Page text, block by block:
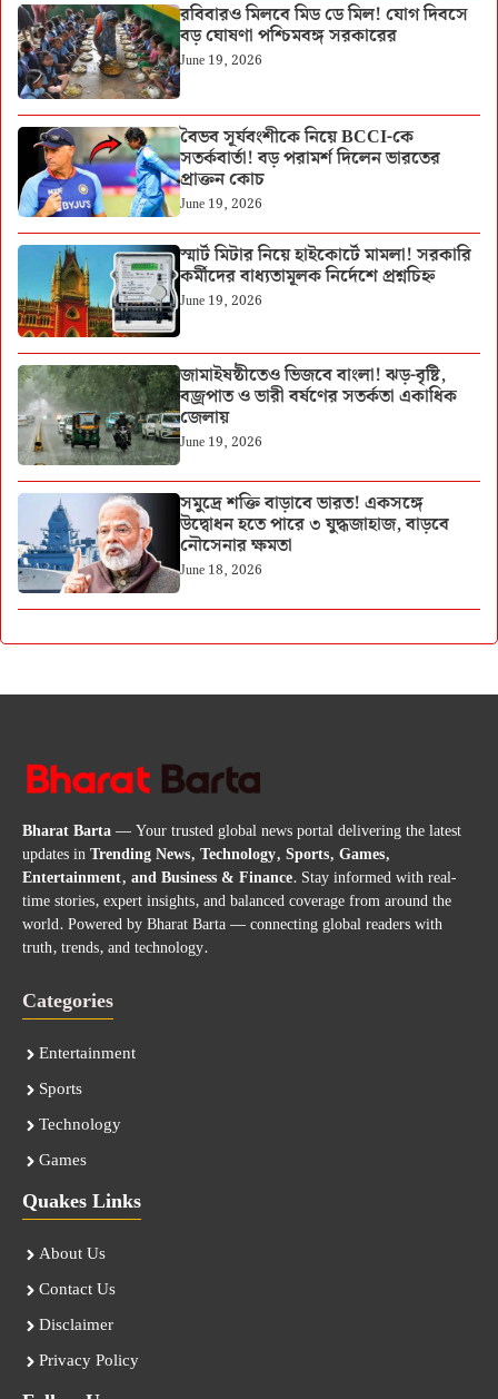
রবিবারও মিলবে মিড ডে মিল! যোগ দিবসে
বড় ঘোষণা পশ্চিমবঙ্গ সরকারের
June 19, 2026
বৈভব সূর্যবংশীকে নিয়ে BCCI-কে
সতর্কবার্তা! বড় পরামর্শ দিলেন ভারতের
প্রাক্তন কোচ
June 19, 2026
স্মার্ট মিটার নিয়ে হাইকোর্টে মামলা! সরকারি
কর্মীদের বাধ্যতামূলক নির্দেশে প্রশ্নচিহ্ন
June 19, 2026
জামাইষষ্ঠীতেও ভিজবে বাংলা! ঝড়-বৃষ্টি,
বজ্রপাত ও ভারী বর্ষণের সতর্কতা একাধিক
জেলায়
June 19, 2026
সমুদ্রে শক্তি বাড়াবে ভারত! একসঙ্গে
উদ্বোধন হতে পারে ৩ যুদ্ধজাহাজ, বাড়বে
নৌসেনার ক্ষমতা
June 18, 2026
Bharat Barta— Your trusted global news portal delivering the latest
updates inTrending News, Technology, Sports, Games,
Entertainment, and Business & Finance. Stay informed with real-
time stories, expert insights, and balanced coverage from around the
world. Powered by Bharat Barta — connecting global readers with
truth, trends, and technology.
Categories
Entertainment
Sports
Technology
Games
Quakes Links
About Us
Contact Us
Disclaimer
Privacy Policy